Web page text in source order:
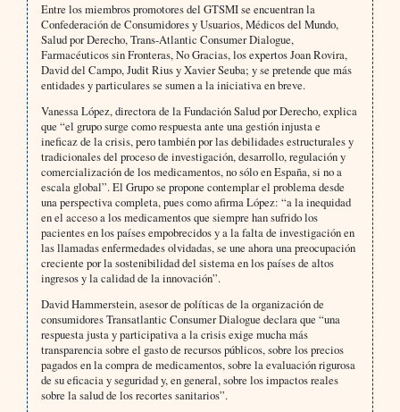
Entre los miembros promotores del GTSMI se encuentran la
Confederación de Consumidores y Usuarios, Médicos del Mundo,
Salud por Derecho, Trans-Atlantic Consumer Dialogue,
Farmacéuticos sin Fronteras, No Gracias, los expertos Joan Rovira,
David del Campo, Judit Rius y Xavier Seuba; y se pretende que más
entidades y particulares se sumen a la iniciativa en breve.
Vanessa López, directora de la Fundación Salud por Derecho, explica
que “el grupo surge como respuesta ante una gestión injusta e
ineficaz de la crisis, pero también por las debilidades estructurales y
tradicionales del proceso de investigación, desarrollo, regulación y
comercialización de los medicamentos, no sólo en España, si no a
escala global”. El Grupo se propone contemplar el problema desde
una perspectiva completa, pues como afirma López: “a la inequidad
en el acceso a los medicamentos que siempre han sufrido los
pacientes en los países empobrecidos y a la falta de investigación en
las llamadas enfermedades olvidadas, se une ahora una preocupación
creciente por la sostenibilidad del sistema en los países de altos
ingresos y la calidad de la innovación”.
David Hammerstein, asesor de políticas de la organización de
consumidores Transatlantic Consumer Dialogue declara que “una
respuesta justa y participativa a la crisis exige mucha más
transparencia sobre el gasto de recursos públicos, sobre los precios
pagados en la compra de medicamentos, sobre la evaluación rigurosa
de su eficacia y seguridad y, en general, sobre los impactos reales
sobre la salud de los recortes sanitarios”.